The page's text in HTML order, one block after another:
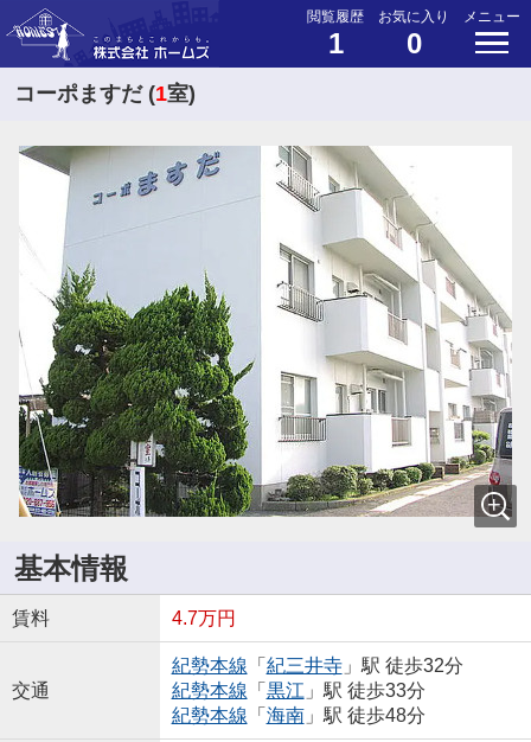
閲覧履歴
1
お気に入り
0
メニュー
コーポますだ (1室)
基本情報
賃料 4.7万円
交通
紀勢本線 「 紀三井寺」駅 徒歩32分
紀勢本線 「 黒江 」駅 徒歩33分
紀勢本線 「 海南」駅 徒歩48分